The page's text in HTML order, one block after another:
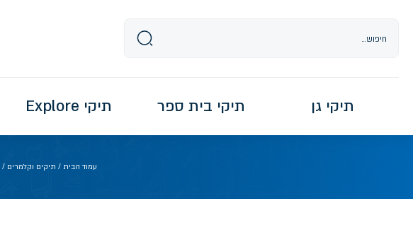
תיקי גן תיקי בית ספר תיקי Explore
עמוד הבית / תיקים וקלמרים /